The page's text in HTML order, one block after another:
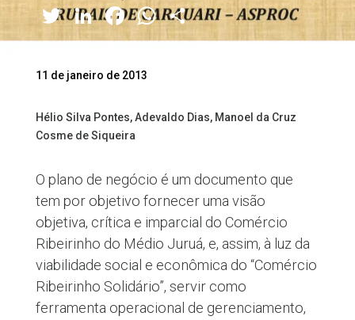
Twitter
LinkedIn
Facebook
WhatsApp
Share
11 de janeiro de 2013
Hélio Silva Pontes, Adevaldo Dias, Manoel da Cruz
Cosme de Siqueira
O plano de negócio é um documento que
tem por objetivo fornecer uma visão
objetiva, crítica e imparcial do Comércio
Ribeirinho do Médio Juruá, e, assim, à luz da
viabilidade social e econômica do “Comércio
Ribeirinho Solidário”, servir como
ferramenta operacional de gerenciamento,